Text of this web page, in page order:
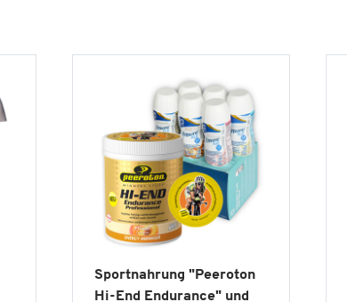
Sportnahrung "Peeroton
Hi-End Endurance" und